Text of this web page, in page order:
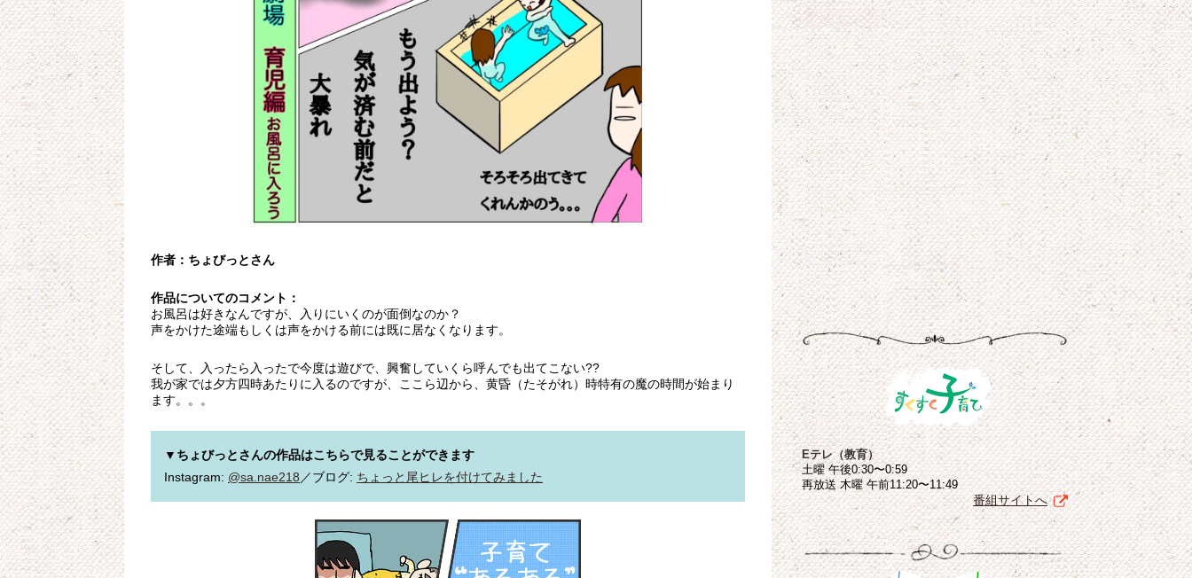
作者：ちょびっとさん
作品についてのコメント：
お風呂は好きなんですが、入りにいくのが面倒なのか？
声をかけた途端もしくは声をかける前には既に居なくなります。
そして、入ったら入ったで今度は遊びで、興奮していくら呼んでも出てこない??
我が家では夕方四時あたりに入るのですが、ここら辺から、黄昏（たそがれ）時特有の魔の時間が始まり
ます。。。
▼ちょびっとさんの作品はこちらで見ることができます
Instagram: @sa.nae218 ／ブログ: ちょっと尾ヒレを付けてみました
Eテレ（教育）
土曜 午後0:30〜0:59
再放送 木曜 午前11:20〜11:49
番組サイトへ